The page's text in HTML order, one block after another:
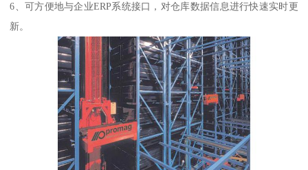
6、可方便地与企业ERP系统接口，对仓库数据信息进行快速实时更
新。